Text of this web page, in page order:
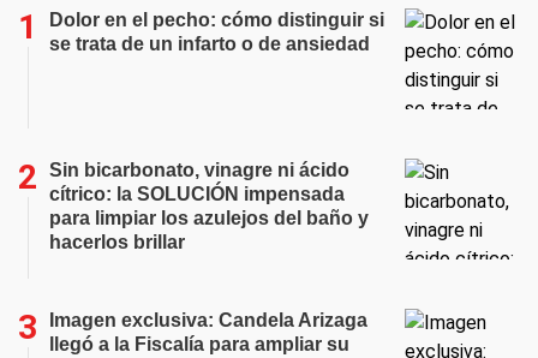
Dolor en el pecho: cómo distinguir si
se trata de un infarto o de ansiedad
Sin bicarbonato, vinagre ni ácido
cítrico: la SOLUCIÓN impensada
para limpiar los azulejos del baño y
hacerlos brillar
Imagen exclusiva: Candela Arizaga
llegó a la Fiscalía para ampliar su